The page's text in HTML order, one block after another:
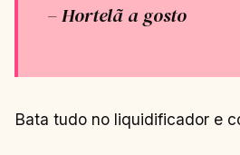
– Hortelã a gosto
Bata tudo no liquidificador e